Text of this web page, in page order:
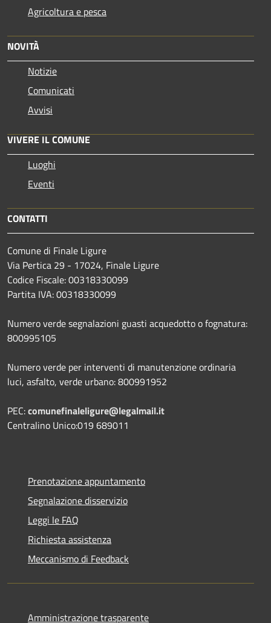
Agricoltura e pesca
NOVITÀ
Notizie
Comunicati
Avvisi
VIVERE IL COMUNE
Luoghi
Eventi
CONTATTI
Comune di Finale Ligure
Via Pertica 29 - 17024, Finale Ligure
Codice Fiscale: 00318330099
Partita IVA: 00318330099
Numero verde segnalazioni guasti acquedotto o fognatura:
800995105
Numero verde per interventi di manutenzione ordinaria
luci, asfalto, verde urbano: 800991952
PEC:comunefinaleligure@legalmail.it
Centralino Unico:019 689011
Prenotazione appuntamento
Segnalazione disservizio
Leggi le FAQ
Richiesta assistenza
Meccanismo di Feedback
Amministrazione trasparente